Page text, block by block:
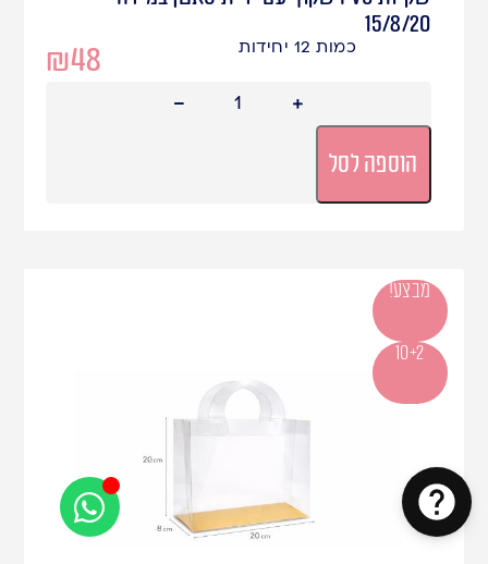
15/8/20
₪48 כמות 12 יחידות
הוספה לסל
מבצע!
10+2